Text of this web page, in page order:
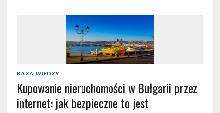
BAZA WIEDZY
Kupowanie nieruchomości w Bułgarii przez
internet: jak bezpieczne to jest